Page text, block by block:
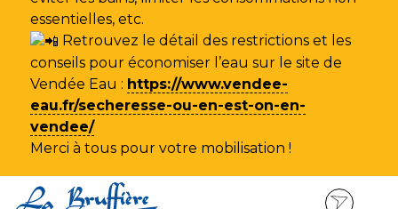
essentielles, etc.
Retrouvez le détail des restrictions et les
conseils pour économiser l’eau sur le site de
Vendée Eau : https://www.vendee-
eau.fr/secheresse-ou-en-est-on-en-
vendee/
Merci à tous pour votre mobilisation !
au
au